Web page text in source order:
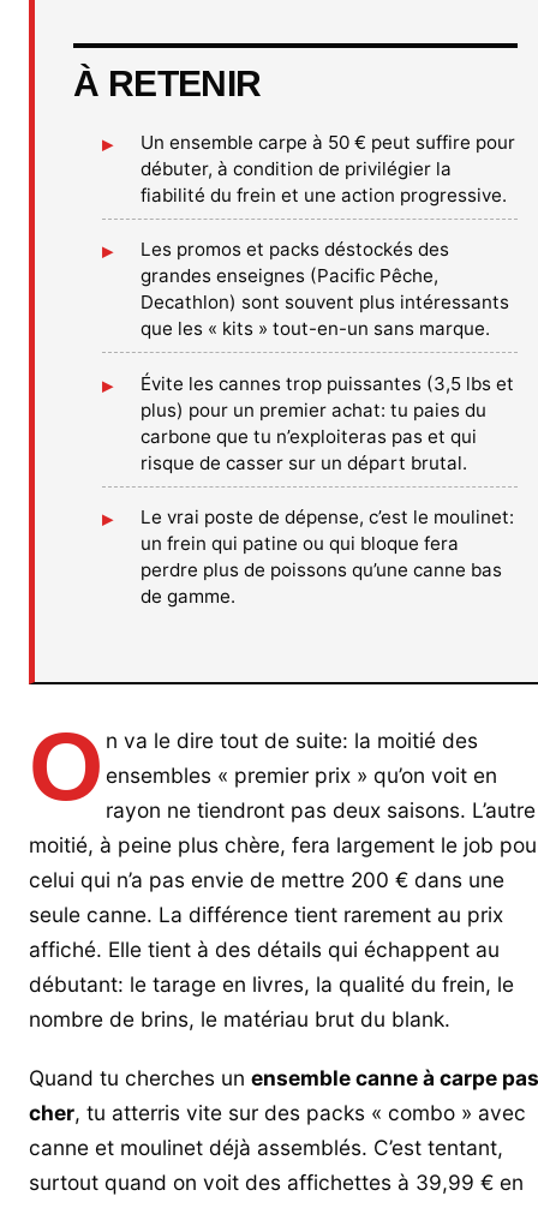
À RETENIR
Un ensemble carpe à 50 € peut suffire pour
débuter, à condition de privilégier la
fiabilité du frein et une action progressive.
Les promos et packs déstockés des
grandes enseignes (Pacific Pêche,
Decathlon) sont souvent plus intéressants
que les « kits » tout-en-un sans marque.
Évite les cannes trop puissantes (3,5 lbs et
plus) pour un premier achat: tu paies du
carbone que tu n’exploiteras pas et qui
risque de casser sur un départ brutal.
Le vrai poste de dépense, c’est le moulinet:
un frein qui patine ou qui bloque fera
perdre plus de poissons qu’une canne bas
de gamme.
O n va le dire tout de suite: la moitié des
ensembles « premier prix » qu’on voit en
rayon ne tiendront pas deux saisons. L’autre
moitié, à peine plus chère, fera largement le job
celui qui n’a pas envie de mettre 200 € dans une
seule canne. La différence tient rarement au prix
affiché. Elle tient à des détails qui échappent au
débutant: le tarage en livres, la qualité du frein, le
nombre de brins, le matériau brut du blank.
Quand tu cherches un ensemble canne à carpe pas
cher, tu atterris vite sur des packs « combo » avec
canne et moulinet déjà assemblés. C’est tentant,
surtout quand on voit des affichettes à 39,99 € en